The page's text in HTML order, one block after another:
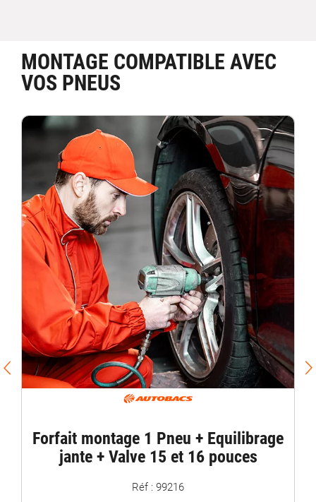
MONTAGE COMPATIBLE AVEC
VOS PNEUS
Forfait montage 1 Pneu + Equilibrage
jante + Valve 15 et 16 pouces
Réf : 99216